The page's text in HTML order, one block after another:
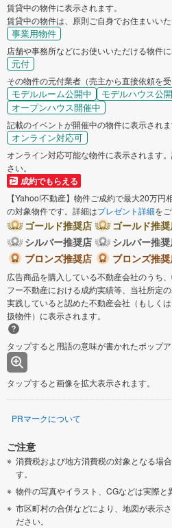
賃貸中の物件に表示されます。
賃貸中の物件は、原則ご自身でお住まいいた
事業用物件
店舗や事務所などにお使いいただける物件に
元付
その物件の元付業者（売主から直接依頼を
モデルルーム公開中 モデルハウス公
オープンハウス開催中
記載のイベントが開催中の物件に表示されま
オンライン対応可
オンライン対応可能な物件に表示されます
さい。
成約でもらえる
【Yahoo!不動産】物件ご成約で最大20万円
の対象物件です。詳細はプレゼント詳細を
ゴールド推奨店
ゴールド推
シルバー推奨店
シルバー推
ブロンズ推奨店
ブロンズ推
広告商品を購入している不動産会社のうち
フー不動産における成約実績等、当社所定
実践していると認めた不動産会社（もしく
扱物件）に表示されます。
タップすると用語の意味が書かれたポップア
タップすると画像を拡大表示されます。
PRマークについて
ご注意
消費税および地方消費税の対象となる場
す。
物件の写真やイラスト、CGなどは実際と
市区町村の合併などにより、地図が表示
ださい。